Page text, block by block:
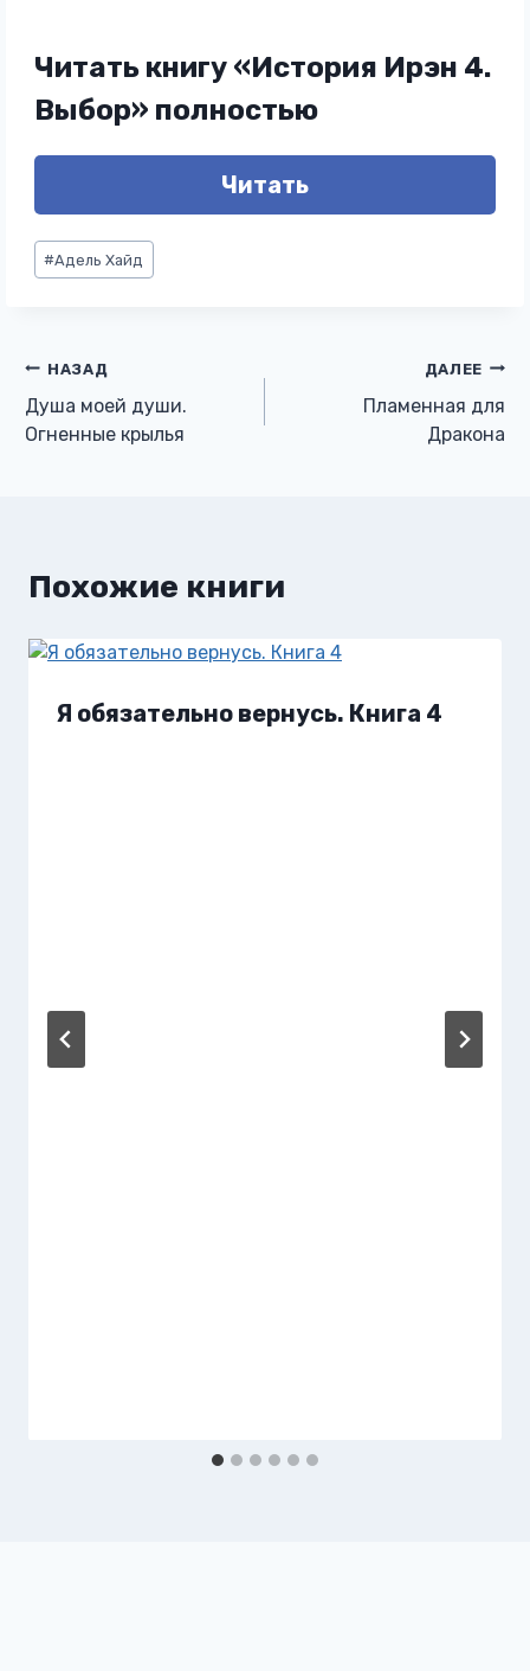
Читать книгу «История Ирэн 4.
Выбор» полностью
Читать
Метки
записи:
#Адель Хайд
Навигация
по
НАЗАД
Душа моей души.
Огненные крылья
ДАЛЕЕ
Пламенная для
Дракона
Похожие книги
Я обязательно вернусь. Книга 4